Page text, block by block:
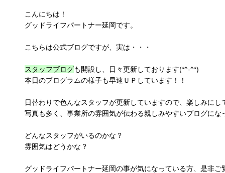
こんにちは！
グッドライフパートナー延岡です。
こちらは公式ブログですが、実は・・・
スタッフブログも開設し、日々更新しております(*^-^*)
本日のプログラムの様子も早速ＵＰしています！！
日替わりで色んなスタッフが更新していますので、楽しみに
写真も多く、事業所の雰囲気が伝わる親しみやすいブログにな
どんなスタッフがいるのかな？
雰囲気はどうかな？
グッドライフパートナー延岡の事が気になっている方、是非